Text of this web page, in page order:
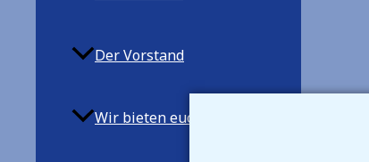
Der Vorstand
Wir bieten euch